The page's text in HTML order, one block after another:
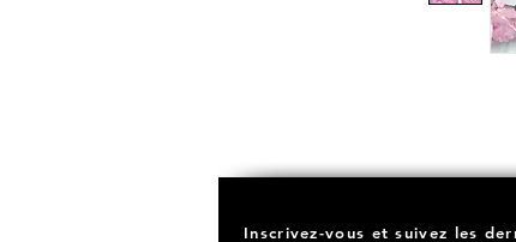
Inscrivez-vous et suivez les